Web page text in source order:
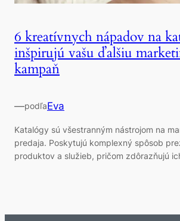
6 kreatívnych nápadov na
inšpirujú vašu ďalšiu
kampaň
—podľaEva
Katalógy sú všestranným nástrojom na
predaja. Poskytujú komplexný spôsob
produktov a služieb, pričom zdôrazňujú